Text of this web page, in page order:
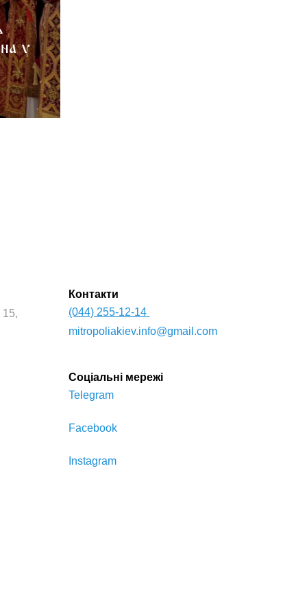
у
15,
Контакти
(044) 255-12-14
mitropoliakiev.info@gmail.com
Соціальні мережі
Telegram
Facebook
Instagram